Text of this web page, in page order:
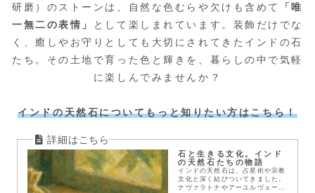
研磨）のストーンは、自然な色むらや欠けも含めて
「唯
一無二の表情」
として楽しまれています。装飾だけでな
く、癒しやお守りとしても大切にされてきたインドの石
たち。その土地で育った色と輝きを、暮らしの中で気軽
に楽しんでみませんか？
インドの天然石についてもっと知りたい方はこちら！
石と生きる文化。インド
の天然石たちの物語
インドの天然石は、占星術や宗教
文化と深く結びついてきました。
ナヴァラトナやアーユルヴェーダ